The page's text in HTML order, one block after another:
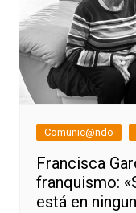
Comunic@ndo
Francisca
franquismo:
está en